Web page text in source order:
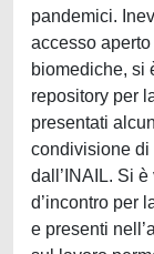
pandemici.
accesso
biomediche, si
repository per
presentati
condivisione di
dall’INAIL. Si
d’incontro per
e presenti